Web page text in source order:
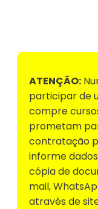
ATENÇÃO:
participar de
compre
prometam
contratação
informe
cópia de
mail,
através de